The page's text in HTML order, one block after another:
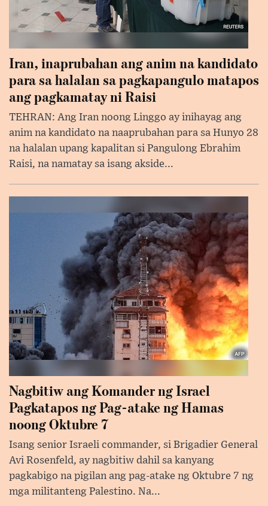
Iran, inaprubahan ang anim na kandidato
para sa halalan sa pagkapangulo matapos
ang pagkamatay ni Raisi
TEHRAN: Ang Iran noong Linggo ay inihayag ang
anim na kandidato na naaprubahan para sa Hunyo 28
na halalan upang kapalitan si Pangulong Ebrahim
Raisi, na namatay sa isang akside...
Nagbitiw ang Komander ng Israel
Pagkatapos ng Pag-atake ng Hamas
noong Oktubre 7
Isang senior Israeli commander, si Brigadier General
Avi Rosenfeld, ay nagbitiw dahil sa kanyang
pagkabigo na pigilan ang pag-atake ng Oktubre 7 ng
mga militanteng Palestino. Na...